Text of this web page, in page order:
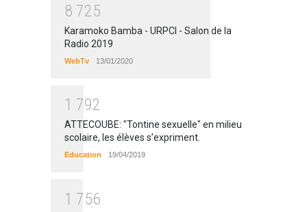
8 725
Karamoko Bamba - URPCI - Salon de la
Radio 2019
WebTv 13/01/2020
1 792
ATTECOUBE: "Tontine sexuelle" en milieu
scolaire, les élèves s’expriment.
Education 19/04/2019
1 756